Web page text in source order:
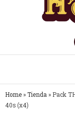
Home » Tienda » Pack
40s (x4)